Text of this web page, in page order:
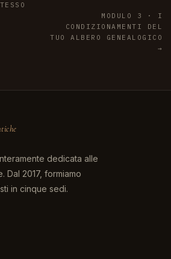
MODULO 3 · I
CONDIZIONAMENTI DEL
TUO ALBERO GENEALOGICO
→
dedicata alle
Dal 2017, formiamo
in cinque sedi.